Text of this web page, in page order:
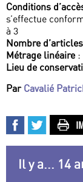
Conditions
s’effectue
à 3
Nombre d’articles
Métrage linéaire:
Lieu de
Par Cavalié
Il y a... 14